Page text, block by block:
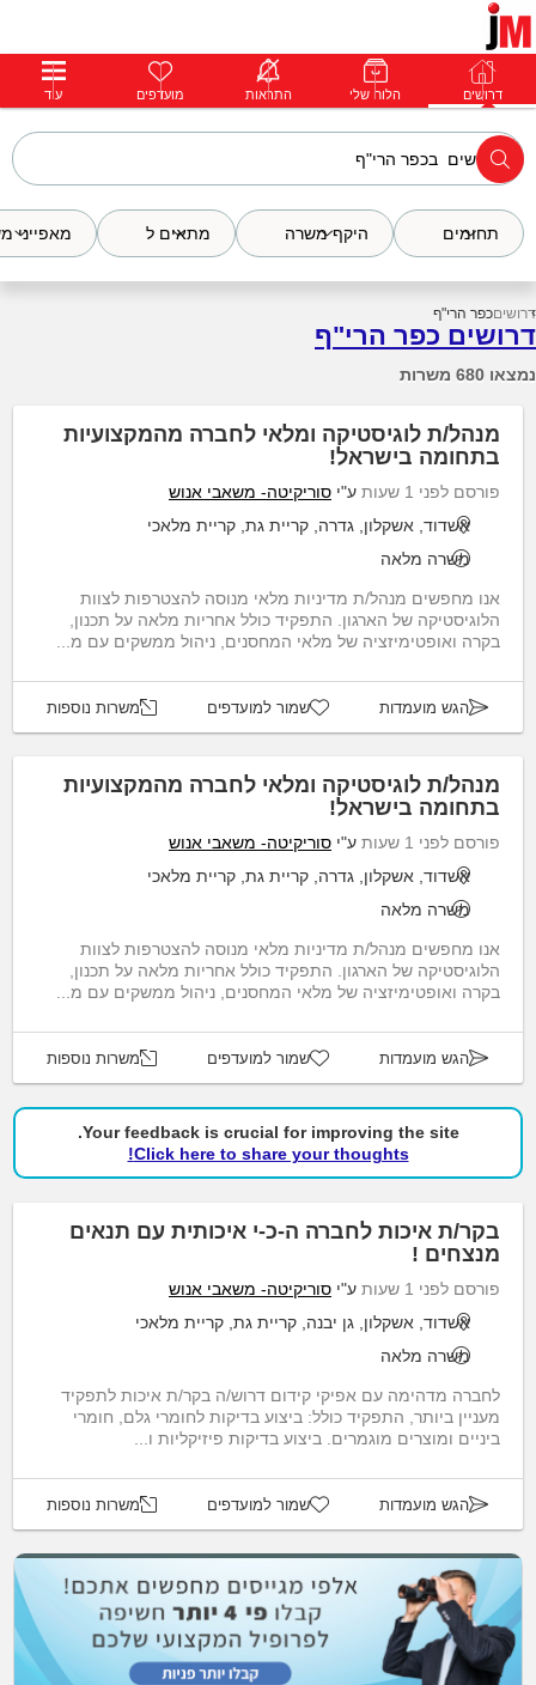
דרושים פרופילים הודעות פרימיום דרושים הלוח שלי התראות מועדפים עוד
תחומים היקף משרה מתאים ל מאפייני
דרושיםכפר הרי"ף
דרושים כפר הרי"ף
נמצאו 680 משרות
מנהל/ת לוגיסטיקה ומלאי לחברה מהמקצועיות
בתחומה בישראל!
פורסם לפני 1 שעות ע"י סוריקיטה- משאבי אנוש
אשדוד, אשקלון, גדרה, קריית גת, קריית מלאכי
משרה מלאה
אנו מחפשים מנהל/ת מדיניות מלאי מנוסה להצטרפות לצוות
הלוגיסטיקה של הארגון. התפקיד כולל אחריות מלאה על תכנון,
בקרה ואופטימיזציה של מלאי המחסנים, ניהול ממשקים עם מ...
הגש מועמדות שמור למועדפים משרות נוספות
מנהל/ת לוגיסטיקה ומלאי לחברה מהמקצועיות
בתחומה בישראל!
פורסם לפני 1 שעות ע"י סוריקיטה- משאבי אנוש
אשדוד, אשקלון, גדרה, קריית גת, קריית מלאכי
משרה מלאה
אנו מחפשים מנהל/ת מדיניות מלאי מנוסה להצטרפות לצוות
הלוגיסטיקה של הארגון. התפקיד כולל אחריות מלאה על תכנון,
בקרה ואופטימיזציה של מלאי המחסנים, ניהול ממשקים עם מ...
הגש מועמדות שמור למועדפים משרות נוספות
Your feedback is crucial for improving the site.
Click here to share your thoughts!
בקר/ת איכות לחברה ה-כ-י איכותית עם תנאים
מנצחים !
פורסם לפני 1 שעות ע"י סוריקיטה- משאבי אנוש
אשדוד, אשקלון, גן יבנה, קריית גת, קריית מלאכי
משרה מלאה
לחברה מדהימה עם אפיקי קידום דרוש/ה בקר/ת איכות לתפקיד
מעניין ביותר, התפקיד כולל: ביצוע בדיקות לחומרי גלם, חומרי
ביניים ומוצרים מוגמרים. ביצוע בדיקות פיזיקליות ו...
הגש מועמדות שמור למועדפים משרות נוספות